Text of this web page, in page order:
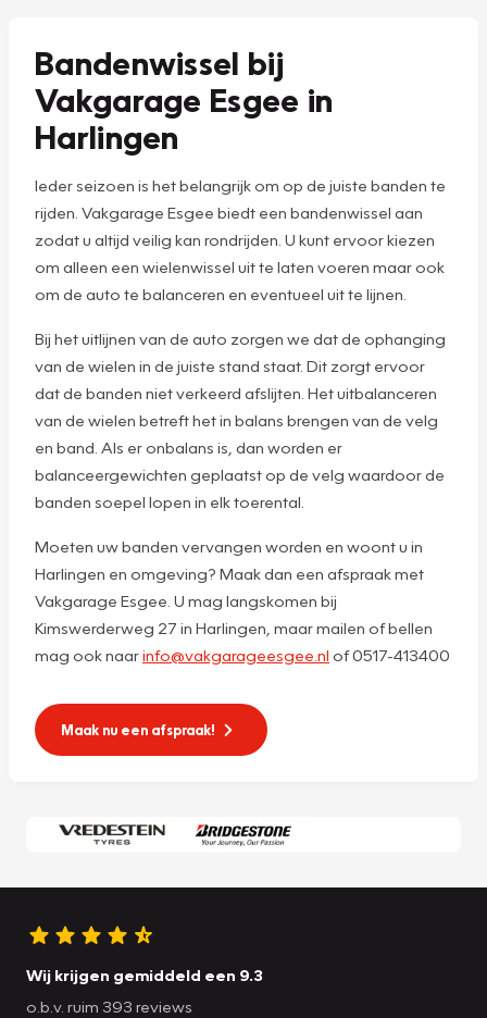
Bandenwissel bij
Vakgarage Esgee in
Harlingen
Ieder seizoen is het belangrijk om op de juiste banden te
rijden. Vakgarage Esgee biedt een bandenwissel aan
zodat u altijd veilig kan rondrijden. U kunt ervoor kiezen
om alleen een wielenwissel uit te laten voeren maar ook
om de auto te balanceren en eventueel uit te lijnen.
Bij het uitlijnen van de auto zorgen we dat de ophanging
van de wielen in de juiste stand staat. Dit zorgt ervoor
dat de banden niet verkeerd afslijten. Het uitbalanceren
van de wielen betreft het in balans brengen van de velg
en band. Als er onbalans is, dan worden er
balanceergewichten geplaatst op de velg waardoor de
banden soepel lopen in elk toerental.
Moeten uw banden vervangen worden en woont u in
Harlingen en omgeving? Maak dan een afspraak met
Vakgarage Esgee. U mag langskomen bij
Kimswerderweg 27 in Harlingen, maar mailen of bellen
mag ook naarinfo@vakgarageesgee.nl of 0517-413400
Maak nu een afspraak!
Wij krijgen gemiddeld een 9.3
o.b.v. ruim 393 reviews